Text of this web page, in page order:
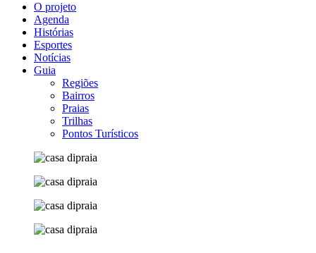
O projeto
Agenda
Histórias
Esportes
Notícias
Guia
Regiões
Bairros
Praias
Trilhas
Pontos Turísticos